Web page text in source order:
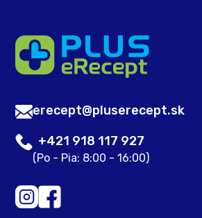
erecept@pluserecept.sk
+421 918 117 927
(Po - Pia: 8:00 - 16:00)